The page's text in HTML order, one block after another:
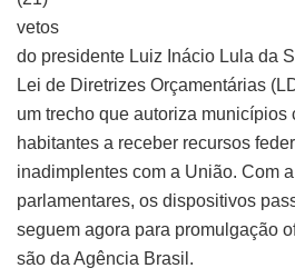
vetos
do presidente Luiz Inácio Lula da
Lei de Diretrizes Orçamentárias
um trecho que autoriza municípios
habitantes a receber recursos
inadimplentes com a União. Com
parlamentares, os dispositivos
seguem agora para promulgação
são da Agência Brasil.